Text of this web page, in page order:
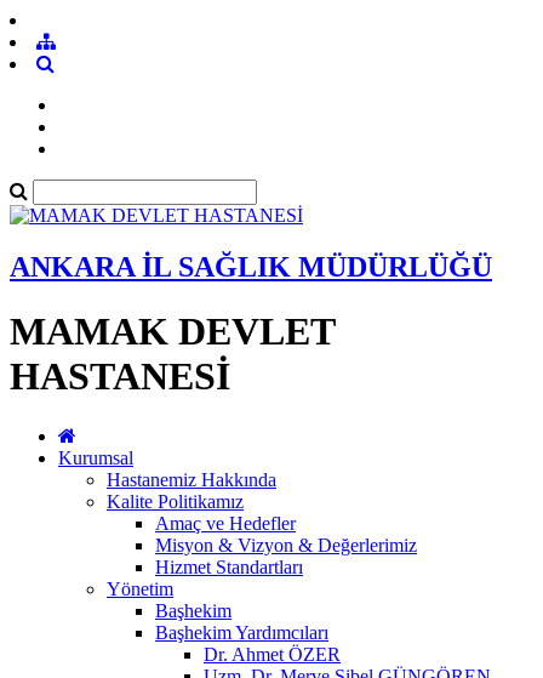
ANKARA İL SAĞLIK MÜDÜRLÜĞÜ
MAMAK DEVLET
HASTANESİ
Kurumsal
Hastanemiz Hakkında
Kalite Politikamız
Amaç ve Hedefler
Misyon & Vizyon & Değerlerimiz
Hizmet Standartları
Yönetim
Başhekim
Başhekim Yardımcıları
Dr. Ahmet ÖZER